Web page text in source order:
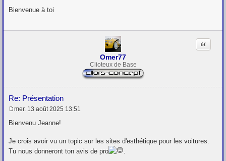
e
a
Bienvenue à toi
Omer77
Clioteux de Base
Re: Présentation
Citation
e
a
g
mer. 13 août 2025 13:51
Bienvenu Jeanne!
Je crois avoir vu un topic sur les sites d'esthétique pour les voitures.
Tu nous donneront ton avis de pro